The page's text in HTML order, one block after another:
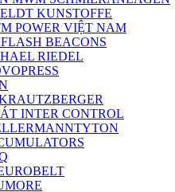
KUNSTOFFE
POWER VIỆT NAM
BEACONS
RIEDEL
INTER CONTROL